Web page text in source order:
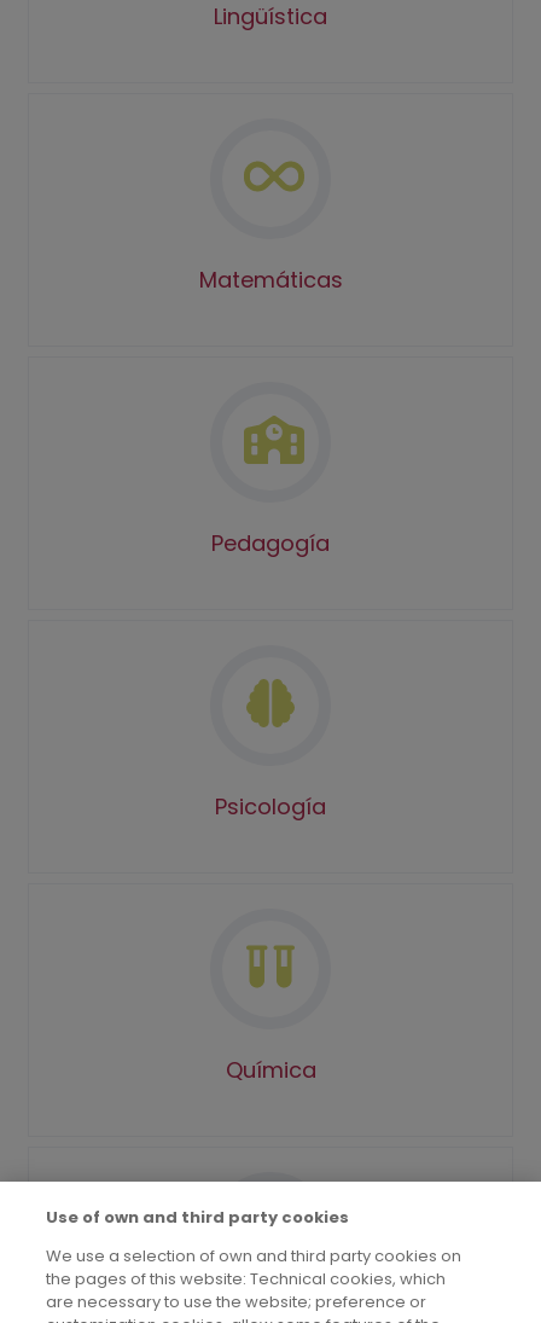
Lingüística
Matemáticas
Pedagogía
Psicología
Química
Use of own and third party cookies
We use a selection of own and third party cookies on
the pages of this website: Technical cookies, which
are necessary to use the website; preference or